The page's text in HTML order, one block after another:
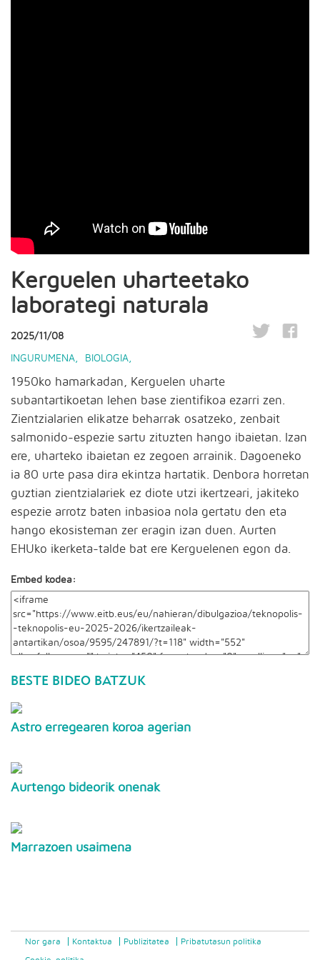
Kerguelen uharteetako
laborategi naturala
2025/11/08
INGURUMENA BIOLOGIA
1950ko hamarkadan, Kerguelen uharte
subantartikoetan lehen base zientifikoa ezarri zen.
Zientzialarien elikatze beharrak osatzeko, zenbait
salmonido-espezie sartu zituzten hango ibaietan. Izan
ere, uharteko ibaietan ez zegoen arrainik. Dagoeneko
ia 80 urte pasa dira ekintza hartatik. Denbora horretan
guztian zientzialariek ez diote utzi ikertzeari, jakiteko
espezie arrotz baten inbasioa nola gertatu den eta
hango ekosisteman zer eragin izan duen. Aurten
EHUko ikerketa-talde bat ere Kerguelenen egon da.
Embed kodea:
BESTE BIDEO BATZUK
Astro erregearen koroa agerian
Aurtengo bideorik onenak
Marrazoen usaimena
Nor gara Kontaktua Publizitatea Pribatutasun politika